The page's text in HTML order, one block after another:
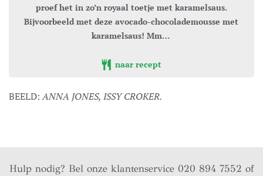
proef het in zo’n royaal toetje met karamelsaus.
Bijvoorbeeld met deze avocado-chocolademousse met
karamelsaus! Mm…
naar recept
BEELD:ANNA JONES, ISSY CROKER.
Hulp nodig? Bel onze klantenservice 020 894 7552 of